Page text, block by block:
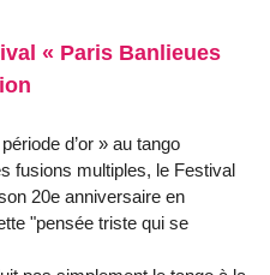
« Paris Banlieues
d’or » au tango
fusions multiples, le Festival
20e anniversaire en
"pensée triste qui se